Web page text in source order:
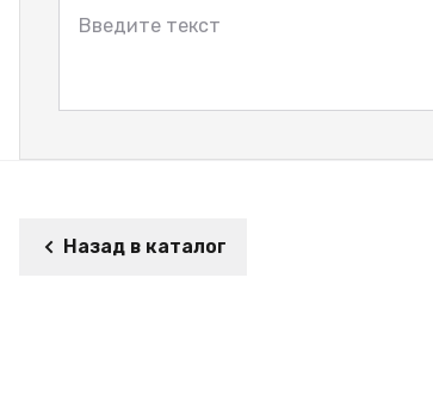
Назад в каталог